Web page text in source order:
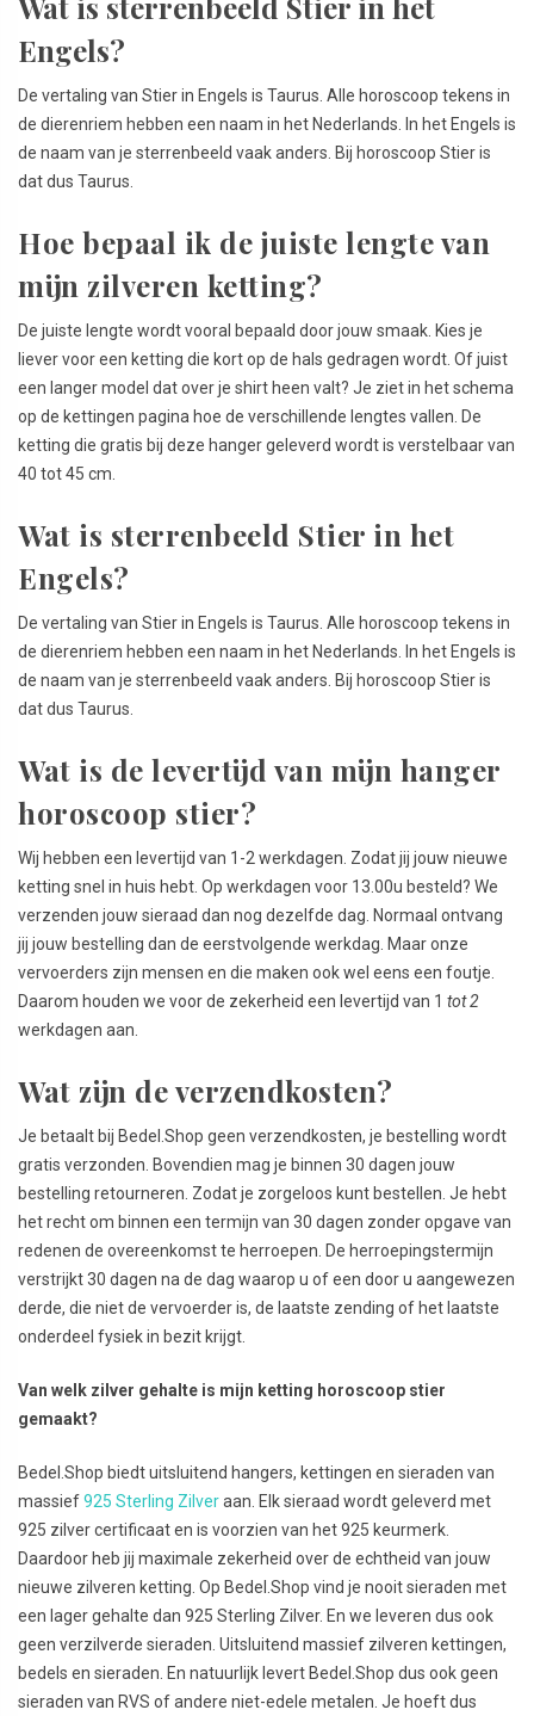
Engels?
De vertaling van Stier in Engels is Taurus. Alle horoscoop tekens in
de dierenriem hebben een naam in het Nederlands. In het Engels is
de naam van je sterrenbeeld vaak anders. Bij horoscoop Stier is
dat dus Taurus.
Hoe bepaal ik de juiste lengte van
mijn zilveren ketting?
De juiste lengte wordt vooral bepaald door jouw smaak. Kies je
liever voor een ketting die kort op de hals gedragen wordt. Of juist
een langer model dat over je shirt heen valt? Je ziet in het schema
op de kettingen pagina hoe de verschillende lengtes vallen. De
ketting die gratis bij deze hanger geleverd wordt is verstelbaar van
40 tot 45 cm.
Wat is sterrenbeeld Stier in het
Engels?
De vertaling van Stier in Engels is Taurus. Alle horoscoop tekens in
de dierenriem hebben een naam in het Nederlands. In het Engels is
de naam van je sterrenbeeld vaak anders. Bij horoscoop Stier is
dat dus Taurus.
Wat is de levertijd van mijn hanger
horoscoop stier?
Wij hebben een levertijd van 1-2 werkdagen. Zodat jij jouw nieuwe
ketting snel in huis hebt. Op werkdagen voor 13.00u besteld? We
verzenden jouw sieraad dan nog dezelfde dag. Normaal ontvang
jij jouw bestelling dan de eerstvolgende werkdag. Maar onze
vervoerders zijn mensen en die maken ook wel eens een foutje.
Daarom houden we voor de zekerheid een levertijd van 1 tot 2
werkdagen aan.
Wat zijn de verzendkosten?
Je betaalt bij Bedel.Shop geen verzendkosten, je bestelling wordt
gratis verzonden. Bovendien mag je binnen 30 dagen jouw
bestelling retourneren. Zodat je zorgeloos kunt bestellen. Je hebt
het recht om binnen een termijn van 30 dagen zonder opgave van
redenen de overeenkomst te herroepen. De herroepingstermijn
verstrijkt 30 dagen na de dag waarop u of een door u aangewezen
derde, die niet de vervoerder is, de laatste zending of het laatste
onderdeel fysiek in bezit krijgt.
Van welk zilver gehalte is mijn ketting horoscoop stier
gemaakt?
Bedel.Shop biedt uitsluitend hangers, kettingen en sieraden van
massief925 Sterling Zilveraan. Elk sieraad wordt geleverd met
925 zilver certificaat en is voorzien van het 925 keurmerk.
Daardoor heb jij maximale zekerheid over de echtheid van jouw
nieuwe zilveren ketting. Op Bedel.Shop vind je nooit sieraden met
een lager gehalte dan 925 Sterling Zilver. En we leveren dus ook
geen verzilverde sieraden. Uitsluitend massief zilveren kettingen,
bedels en sieraden. En natuurlijk levert Bedel.Shop dus ook geen
sieraden van RVS of andere niet-edele metalen. Je hoeft dus